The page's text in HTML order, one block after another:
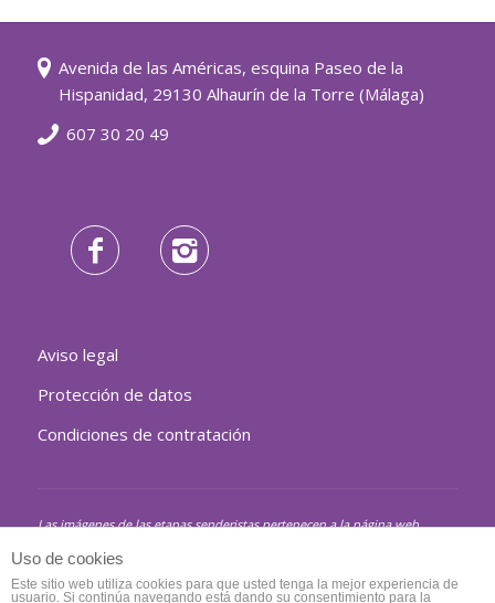
Avenida de las Américas, esquina Paseo de la
Hispanidad, 29130 Alhaurín de la Torre (Málaga)
607 30 20 49
Aviso legal
Protección de datos
Condiciones de contratación
Las imágenes de las etapas senderistas pertenecen a la página web
Las imágenes de las visitas culturales pertenecen a las páginas web de
la Diputación de Málaga, Turismo de Andalucía, Junta de Andalucía y
Ayuntamientos de los pueblos citados.
Uso de cookies
Este sitio web utiliza cookies para que usted tenga la mejor experiencia de
usuario. Si continúa navegando está dando su consentimiento para la